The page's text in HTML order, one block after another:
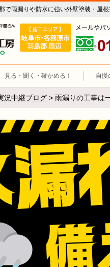
で雨漏りや防水に強い外壁塗装・屋
リペイン工房（外壁塗
施工エリア
見る・聞く・確かめる！ 自慢
況中継ブログ > 雨漏りの工事は